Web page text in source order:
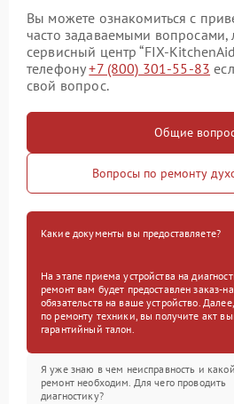
Вы можете ознакомиться с
часто задаваемыми вопросами,
сервисный центр “FIX-
телефону+7 (800) 301-55-83
свой вопрос.
Общие
Вопросы по ремонту
Какие документы вы предоставляете?
На этапе приема устройства на
ремонт вам будет предоставлен заказ-
обязательств на ваше устройство.
по ремонту техники, вы получите акт
гарантийный талон.
Я уже знаю в чем неисправность и какой
ремонт необходим. Для чего проводить
диагностику?